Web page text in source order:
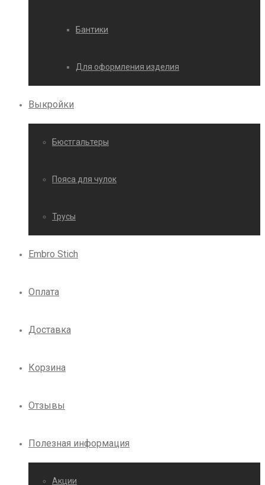
Бантики
Для оформления изделия
Выкройки
Бюстгальтеры
Пояса для чулок
Трусы
Embro Stich
Оплата
Доставка
Корзина
Отзывы
Полезная информация
Акции